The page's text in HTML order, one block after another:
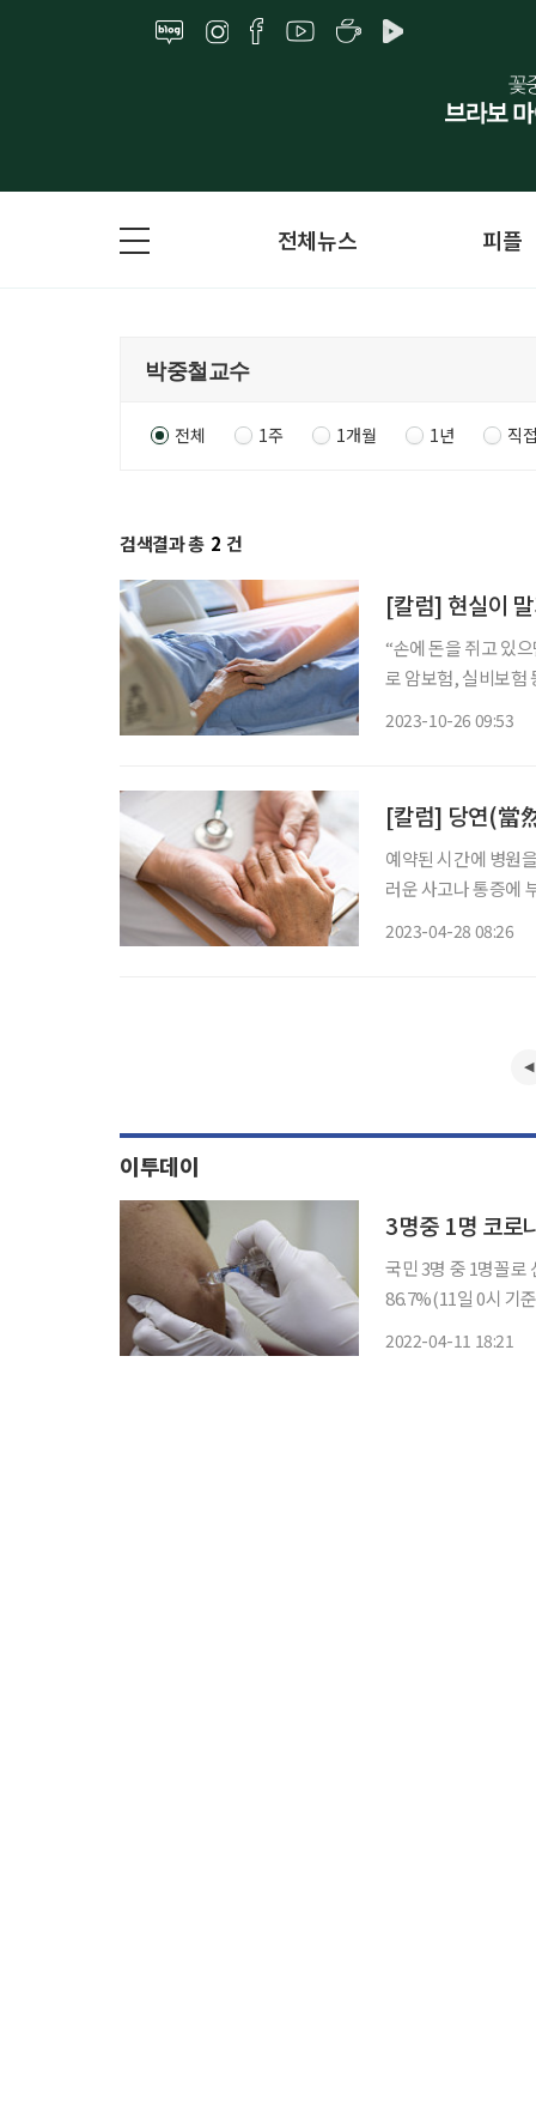
전체뉴스 피플
전체 1주 1개월 1년 직
검색결과 총 2 건
[칼럼] 현실이
“손에 돈을 쥐고 있으면
로 암보험, 실비보험
2023-10-26 09:53
예약된 시간에 병원
러운 사고나 통증에
2023-04-28 08:26
이투데이
3명중 1명 코로
국민 3명 중 1명꼴로
86.7%(11일 0시 기
2022-04-11 18:21